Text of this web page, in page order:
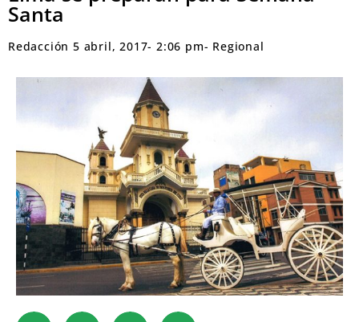
Santa
Redacción 5 abril, 2017- 2:06 pm- Regional